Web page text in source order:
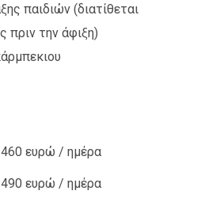
παιδιών (διατίθεται
πριν την άφιξη)
ευρώ / ημέρα
ευρώ / ημέρα